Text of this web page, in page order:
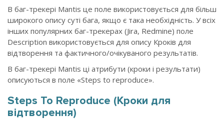
В баг-трекері Mantis це поле використовується для більш
широкого опису суті бага, якщо є така необхідність. У всіх
інших популярних баг-трекерах (Jira, Redmine) поле
Description використовується для опису Кроків для
відтворення та фактичного/очікуваного результатів.
В баг-трекері Mantis ці атрибути (кроки і результати)
описуються в поле «Steps to reproduce».
Steps To Reproduce (Кроки для
відтворення)